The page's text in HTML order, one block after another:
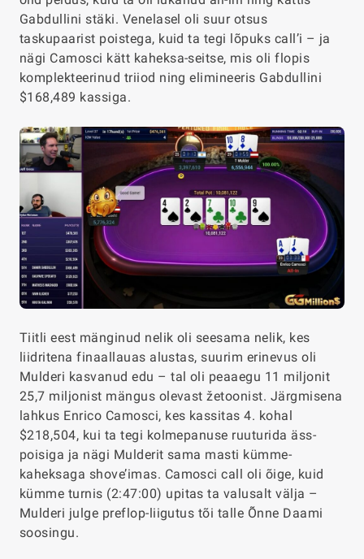
Gabdullini stäki. Venelasel oli suur otsus
taskupaarist poistega, kuid ta tegi lõpuks call’i – ja
nägi Camosci kätt kaheksa-seitse, mis oli flopis
komplekteerinud triiod ning elimineeris Gabdullini
$168,489 kassiga.
Tiitli eest mänginud nelik oli seesama nelik, kes
liidritena finaallauas alustas, suurim erinevus oli
Mulderi kasvanud edu – tal oli peaaegu 11 miljonit
25,7 miljonist mängus olevast žetoonist. Järgmisena
lahkus Enrico Camosci, kes kassitas 4. kohal
$218,504, kui ta tegi kolmepanuse ruuturida äss-
poisiga ja nägi Mulderit sama masti kümme-
kaheksaga shove’imas. Camosci call oli õige, kuid
kümme turnis (2:47:00) upitas ta valusalt välja –
Mulderi julge preflop-liigutus tõi talle Õnne Daami
soosingu.